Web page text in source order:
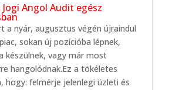
Jogi Angol Audit egész
a nyár, augusztus végén újraindul
sokan új pozícióba lépnek,
készülnek, vagy már most
hangolódnak.Ez a tökéletes
hogy: felmérje jelenlegi üzleti és